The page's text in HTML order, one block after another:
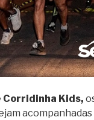
Corridinha Kids,